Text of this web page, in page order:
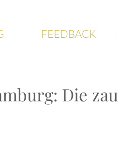
FEEDBACK
Die